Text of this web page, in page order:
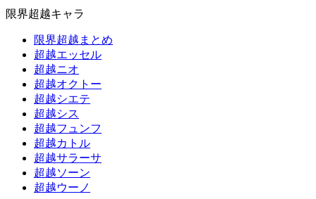
限界超越キャラ
限界超越まとめ
超越エッセル
超越ニオ
超越オクトー
超越シエテ
超越シス
超越フュンフ
超越カトル
超越サラーサ
超越ソーン
超越ウーノ